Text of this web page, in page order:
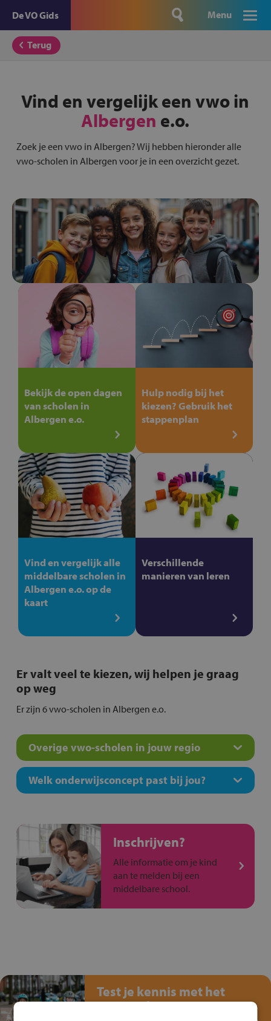
De VO Gids Menu
Terug
Vind en vergelijk een vwo in
Albergen e.o.
Zoek je een vwo in Albergen? Wij hebben hieronder alle
vwo-scholen in Albergen voor je in een overzicht gezet.
Bekijk de open dagen
van scholen in
Albergen e.o.
Hulp nodig bij het
kiezen? Gebruik het
stappenplan
Vind en vergelijk alle
middelbare scholen in
Albergen e.o. op de
kaart
Verschillende
manieren van leren
Er valt veel te kiezen, wij helpen je graag
op weg
Er zijn 6 vwo-scholen in Albergen e.o.
Overige vwo-scholen in jouw regio
Welk onderwijsconcept past bij jou?
Inschrijven?
Alle informatie om je kind
aan te melden bij een
middelbare school.
Test je kennis met het
Fiets Veilig